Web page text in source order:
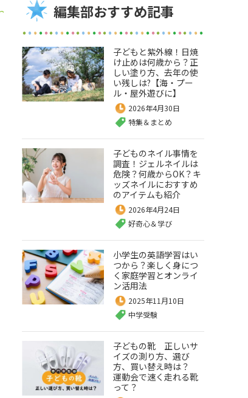
編集部おすすめ記事
子どもと紫外線！日焼
け止めは何歳から？正
しい塗り方、去年の使
い残しは?【海・プー
ル・屋外遊びに】
2026年4月30日
特集＆まとめ
子どものネイル事情を
調査！ジェルネイルは
危険？何歳からOK？キ
ッズネイルにおすすめ
のアイテムも紹介
2026年4月24日
好奇心＆学び
小学生の英語学習はい
つから？楽しく身につ
く家庭学習とオンライ
ン活用法
2025年11月10日
中学受験
子どもの靴 正しいサ
イズの測り方、選び
方、買い替え時は？
運動会で速く走れる靴
って？